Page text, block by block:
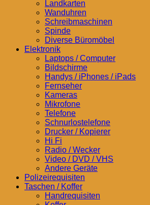
Landkarten
Wanduhren
Schreibmaschinen
Spinde
Diverse Büromöbel
Elektronik
Laptops / Computer
Bildschirme
Handys / iPhones / iPads
Fernseher
Kameras
Mikrofone
Telefone
Schnurlostelefone
Drucker / Kopierer
Hi Fi
Radio / Wecker
Video / DVD / VHS
Andere Geräte
Polizeirequisiten
Taschen / Koffer
Handrequisiten